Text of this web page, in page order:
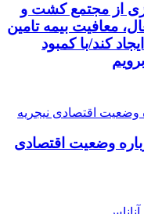
از مجتمع کشت و
معافیت بیمه تامین
کند/با کمبود
وضعیت اقتصادی